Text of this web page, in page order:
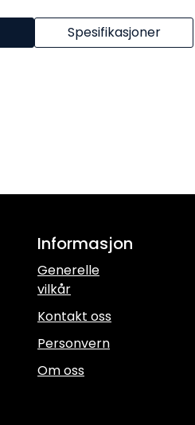
Spesifikasjoner
Informasjon
Generelle
vilkår
Kontakt oss
Personvern
Om oss